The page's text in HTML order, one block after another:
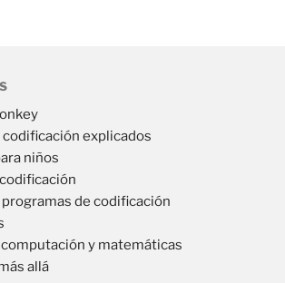
explicados
niños
de codificación
y matemáticas
allá